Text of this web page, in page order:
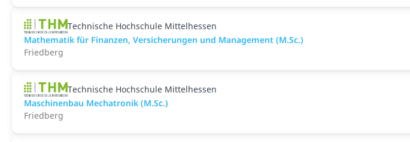
Technische Hochschule Mittelhessen
Mathematik für Finanzen, Versicherungen und Management (M.Sc.)
Friedberg
Technische Hochschule Mittelhessen
Maschinenbau Mechatronik (M.Sc.)
Friedberg